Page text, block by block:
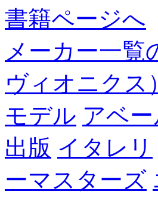
書籍ページへ
メーカー一覧
ヴィオニクス）
モデル アベ
出版 イタレリ
ーマスターズ